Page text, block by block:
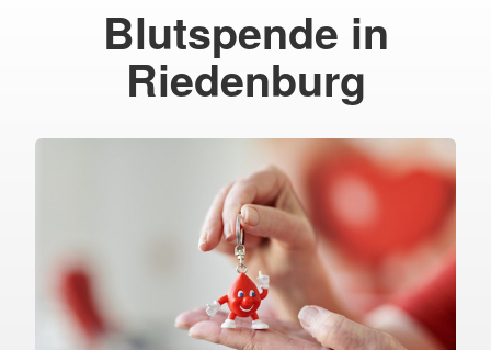
Blutspende in
Riedenburg